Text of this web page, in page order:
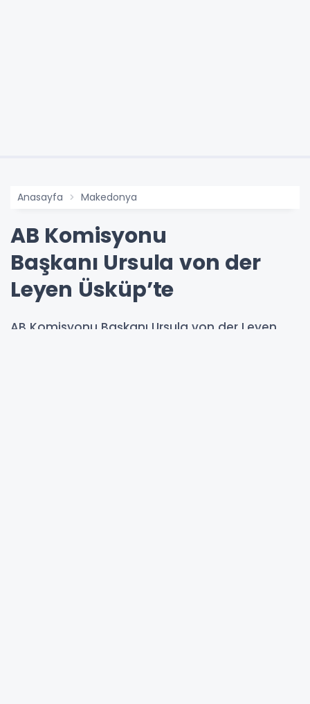
Anasayfa Makedonya
AB Komisyonu
Başkanı Ursula von der
Leyen Üsküp’te
AB Komisyonu Başkanı Ursula von der Leyen